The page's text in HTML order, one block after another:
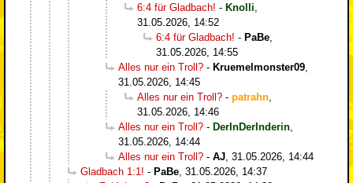
6:4 für Gladbach! - Knolli
31.05.2026, 14:52
6:4 für Gladbach! - PaBe
31.05.2026, 14:55
Alles nur ein Troll? - Kruemelmonster09
31.05.2026, 14:45
Alles nur ein Troll? - patrahn
31.05.2026, 14:46
Alles nur ein Troll? - DerInDerInderin
31.05.2026, 14:44
Alles nur ein Troll? - AJ 31.05.2026, 14:44
Gladbach 1:1! - PaBe 31.05.2026, 14:37